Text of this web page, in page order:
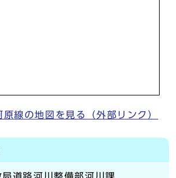
線の地図を見る（外部リンク）